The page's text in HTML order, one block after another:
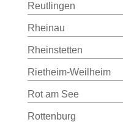
Reutlingen
Rheinau
Rheinstetten
Rietheim-Weilheim
Rot am See
Rottenburg